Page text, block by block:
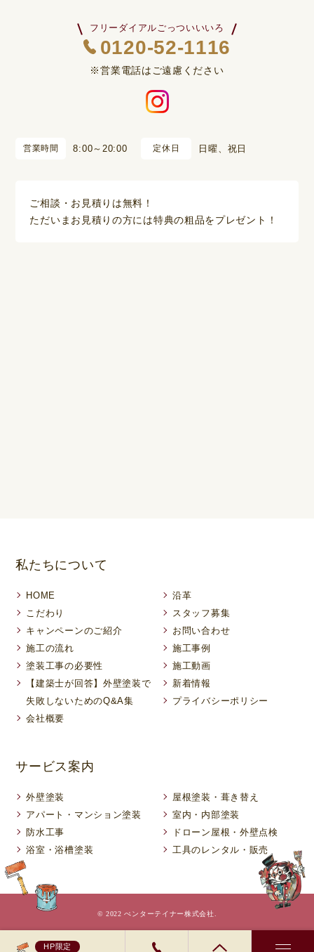
HP限定
フリーダイアルごっついいいろ
0120-52-1116
※営業電話はご遠慮ください
営業時間 8:00～20:00 定休日 日曜、祝日
ご相談・お見積りは無料！
ただいまお見積りの方には特典の粗品をプレゼント！
私たちについて
HOME
こだわり
キャンペーンのご紹介
施工の流れ
塗装工事の必要性
【建築士が回答】外壁塗装で
失敗しないためのQ&A集
会社概要
沿革
スタッフ募集
お問い合わせ
施工事例
施工動画
新着情報
プライバシーポリシー
サービス案内
外壁塗装
アパート・マンション塗装
防水工事
浴室・浴槽塗装
屋根塗装・葺き替え
室内・内部塗装
ドローン屋根・外壁点検
工具のレンタル・販売
© 2022 ぺンターテイナー株式会社.